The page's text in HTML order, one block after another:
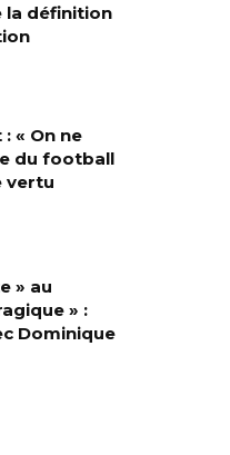
la définition
« On ne
du football
vertu
» au
» :
Dominique